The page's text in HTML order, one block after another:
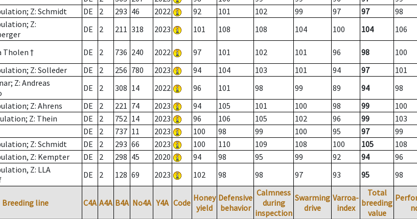
Z: Schmidt DE 2 293 46 2022 92 101 102 99 97 97
98
Z:
DE 2 211 318 2023 101 108 108 104 100 104 106
Tholen † DE 2 736 240 2022 97 101 102 101 96 98
100
Z: Solleder DE 2 256 780 2023 94 104 103 101 94 97
101
Z: Andreas
DE 2 308 14 2022 96 101 98 99 89 94
98
Z: Ahrens DE 2 221 74 2023 94 105 101 100 98 99
100
Z: Thein DE 2 752 14 2023 96 106 105 102 96 99
103
DE 2 737 11 2023 100 98 99 100 95 97
99
Z: Schmidt DE 2 293 66 2023 100 110 109 108 100 105
108
Z: Kempter DE 2 298 45 2020 94 98 95 99 92 94
96
Z: LLA
DE 2 128 69 2023 102 98 98 97 93 95 98
Breeding line C4A A4A B4A No4A Y4A Code Honey
yield
Defensive
behavior
Calmness
during
inspection
Swarming
drive
Varroa-
index
Total
breeding
value